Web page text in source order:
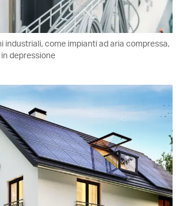
industriali, come impianti ad aria compressa,
depressione